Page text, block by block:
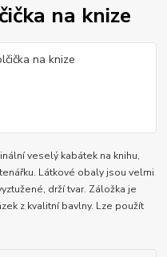
na knize
veselý kabátek na knihu,
Látkové obaly jsou velmi
drží tvar. Záložka je
z kvalitní bavlny. Lze použít